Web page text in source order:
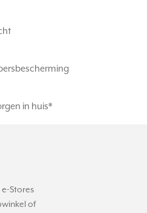
in huis*
e-Stores
of